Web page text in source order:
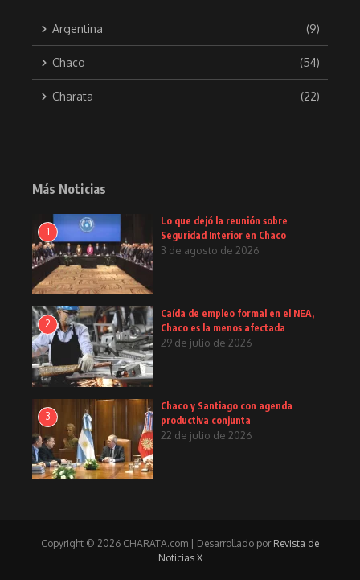
Argentina (9)
Chaco (54)
Charata (22)
Más Noticias
1
Lo que dejó la reunión sobre
Seguridad Interior en Chaco
3 de agosto de 2026
2
Caída de empleo formal en el NEA,
Chaco es la menos afectada
29 de julio de 2026
3
Chaco y Santiago con agenda
productiva conjunta
22 de julio de 2026
Copyright © 2026 CHARATA.com | Desarrollado por Revista de
Noticias X